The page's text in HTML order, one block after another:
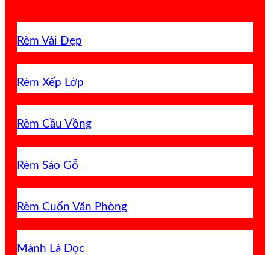
Rèm Vải Đẹp
Rèm Xếp Lớp
Rèm Cầu Vồng
Rèm Sáo Gỗ
Rèm Cuốn Văn Phòng
Mành Lá Dọc